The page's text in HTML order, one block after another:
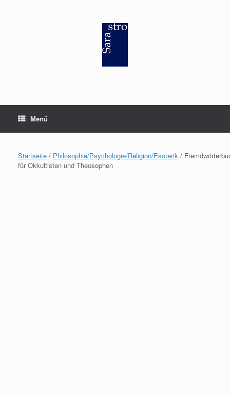
Menü
Startseite / Philosophie/Psychologie/Religion/Esoterik /
für Okkultisten und Theosophen